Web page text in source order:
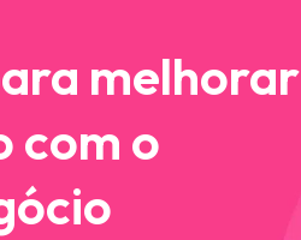
melhorar
com o